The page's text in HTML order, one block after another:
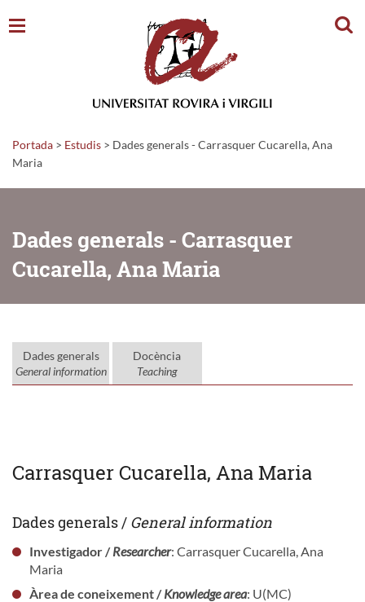
Portada > Estudis > Dades generals - Carrasquer Cucarella, Ana
Maria
Dades generals - Carrasquer
Cucarella, Ana Maria
Dades generals
General information
Docència
Teaching
Carrasquer Cucarella, Ana Maria
Dades generals / General information
Investigador /Researcher: Carrasquer Cucarella, Ana
Maria
Àrea de coneixement /Knowledge area: U(MC)